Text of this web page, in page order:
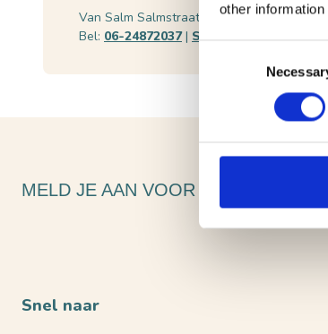
other
Van Salm Salmstraat 61, 5175 CE Loon op
Bel: 06-24872037| Stuur een e-mail
MELD JE AAN VOOR ONZE
Snel naar